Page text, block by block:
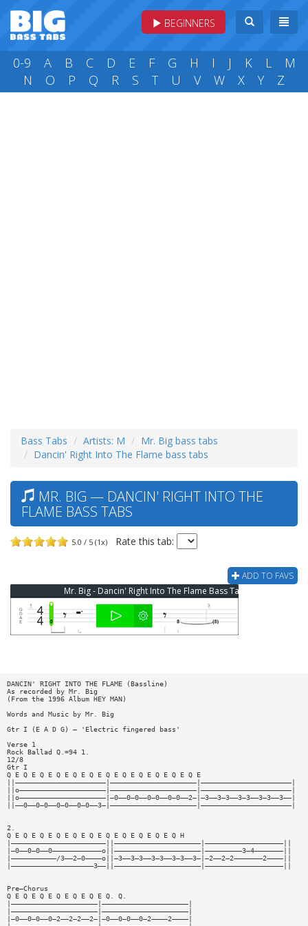
BEGINNERS
0-9 A B C D E F G H I J K L
M
N
O P Q R S T U V W X Y Z
Bass Tabs Artists: M
Mr. Big bass tabs
Dancin' Right Into The Flame bass tabs
MR. BIG — DANCIN' RIGHT INTO THE
FLAME BASS TABS
5.0 / 5 (1x) Rate this tab:
ADD TO FAVS
Mr. Big - Dancin' Right Into The Flame Bass Tab
DANCIN' RIGHT INTO THE FLAME (Bassline)
As recorded by Mr. Big
(From the 1996 Album HEY MAN)
Words and Music by Mr. Big
Gtr I (E A D G) — 'Electric fingered bass'
Verse 1
Rock Ballad Q.=94 1.
12/8
Gtr I
Q E Q E Q E Q E Q E Q E Q E Q E Q E Q E Q E Q E
||——————————————————————|—————————————————————|——————————————————————|
||o—————————————————————|—————————————————————|——————————————————————|
||o—————————————————————|—0——0—0——0—0——0—0——2—|—3——3—3——3—3——3—3——3——|
||——0——0—0——0—0——0—0——3—|—————————————————————|——————————————————————|
2.
Q E Q E Q E Q E Q E Q E Q E Q E Q E Q E Q H
|———————————————————————||—————————————————————|———————————————————||
|—0——0—0——0————————————o||—————————————————————|—————————3—4———————||
|———————————/3——2—0————o||—3——3—3——3—3——3—3——3—|—2——2—2———————2————||
|————————————————————3——||—————————————————————|———————————————————||
Pre—Chorus
Q E Q E Q E Q E Q E Q E Q. Q.
|—————————————————————|—————————————————————|
|—————————————————————|—————————————————————|
|—0——0—0——0—2——2—2——2—|—0——0—0——0—2————2————|